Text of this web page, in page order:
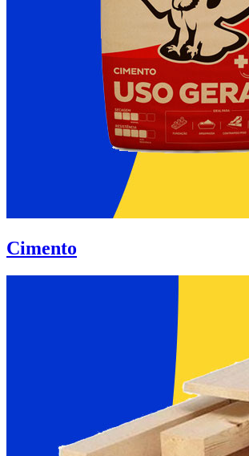
Cimento